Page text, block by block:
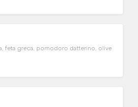
feta greca, pomodoro datterino, olive